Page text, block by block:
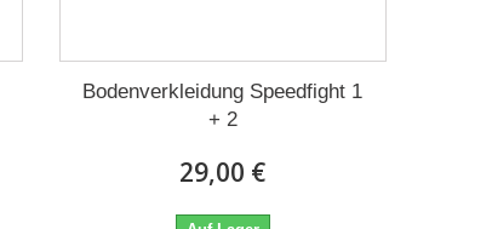
Bodenverkleidung Speedfight 1
+ 2
29,00 €